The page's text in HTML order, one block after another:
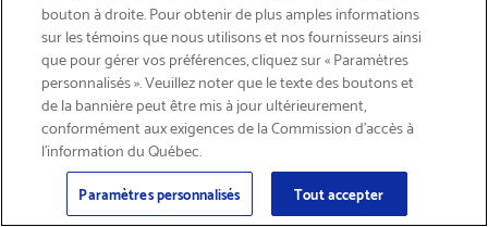
multifonctions couleur?
Est-ce que les imprimantes
multifonctions monochromes peuvent
INSCRIVEZ-VOUS & ÉCONOMISEZ 15%
Courriel
Inscription
bouton à droite. Pour obtenir de plus amples informations
sur les témoins que nous utilisons et nos fournisseurs ainsi
que pour gérer vos préférences, cliquez sur « Paramètres
personnalisés ». Veuillez noter que le texte des boutons et
de la bannière peut être mis à jour ultérieurement,
conformément aux exigences de la Commission d’accès à
l’information du Québec.
Paramètres personnalisés Tout accepter